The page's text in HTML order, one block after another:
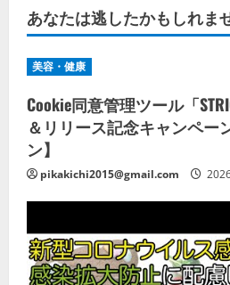
あなたは逃したかもしれま
美容・健康
Cookie同意管理ツール「
＆リリース記念キャンペー
ン】
pikakichi2015@gmail.com